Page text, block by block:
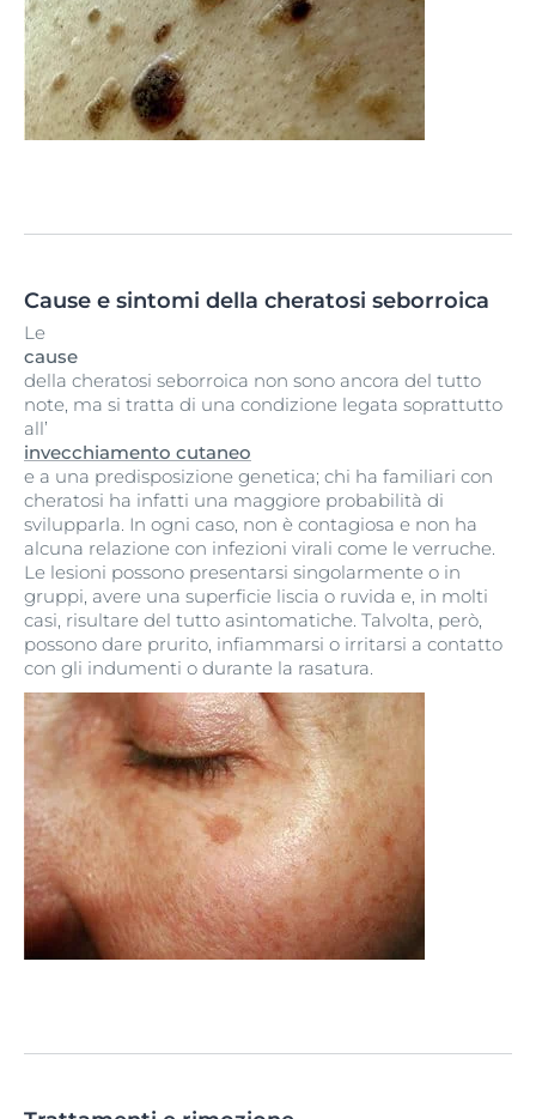
Cause e sintomi della cheratosi seborroica
Le
cause
della cheratosi seborroica non sono ancora del tutto
note, ma si tratta di una condizione legata soprattutto
all’
invecchiamento cutaneo
e a una predisposizione genetica; chi ha familiari con
cheratosi ha infatti una maggiore probabilità di
svilupparla. In ogni caso, non è contagiosa e non ha
alcuna relazione con infezioni virali come le verruche.
Le lesioni possono presentarsi singolarmente o in
gruppi, avere una superficie liscia o ruvida e, in molti
casi, risultare del tutto asintomatiche. Talvolta, però,
possono dare prurito, infiammarsi o irritarsi a contatto
con gli indumenti o durante la rasatura.